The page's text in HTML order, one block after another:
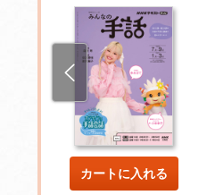
カートに入れる